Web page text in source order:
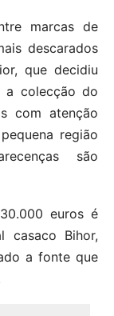
marcas de
descarados
que decidiu
a colecção do
com atenção
região
são
euros é
casaco Bihor,
a fonte que